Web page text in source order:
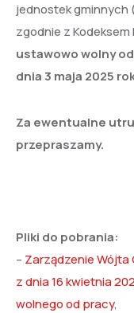
jednostek gminnych
zgodnie z Kodeksem
ustawowo wolny
dnia 3 maja 2025
Za ewentualne
przepraszamy.
Pliki do pobrania:
– Zarządzenie Wójta
z dnia 16 kwietnia
wolnego od pracy,